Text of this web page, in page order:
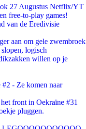
27 Augustus Netflix/YT
free-to-play games!
van de Eredivisie
aan om gele zwembroek
logisch
willen op je
- Ze komen naar
front in Oekraïne #31
pluggen.